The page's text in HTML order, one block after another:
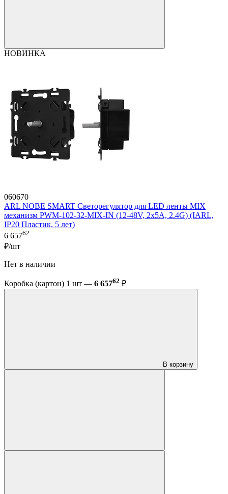
НОВИНКА
060670
ARL NOBE SMART Светорегулятор для LED ленты MIX
механизм PWM-102-32-MIX-IN (12-48V, 2x5A, 2.4G) (IARL,
IP20 Пластик, 5 лет)
6 65762
₽/шт
Нет в наличии
Коробка (картон) 1 шт — 6 65762 ₽
В корзину